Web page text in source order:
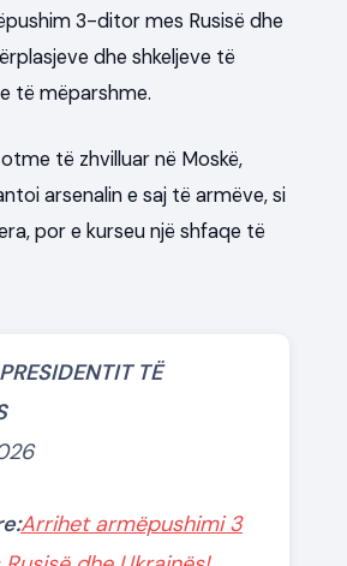
3-ditor mes Rusisë dhe
dhe shkeljeve të
të mëparshme.
të zhvilluar në Moskë,
arsenalin e saj të armëve, si
por e kurseu një shfaqe të
TË
Arrihet armëpushimi 3